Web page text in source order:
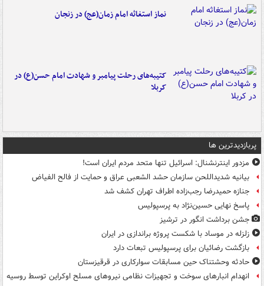
نماز استغاثه امام زمان(عج) در زنجان
کتیبه‌های رحلت پیامبر و شهادت امام حسن(ع) در
کربلا
پربازدیدترین ها
مزدور اینترنشنال: اسرائیل تنها متحد مردم ایران است!
بیانیه شدیداللحن سازمان حشد الشعبی عراق و حمایت از فالح الفیاض
جنازه حمیدرضا رجب‌زاده اطراف تهران کشف شد
پاسخ نهایی حسین‌نژاد به پرسپولیس
جشن برداشت انگور در ترشیز
زلزله در موساد با شکست پروژه براندازی در ایران
بازگشت رضائیان برای پرسپولیس تبعات دارد
حادثه وحشتناک حین مسابقات سوارکاری در قرقیزستان
انهدام انبارهای سوخت و تجهیزات نظامی نیروهای مسلح اوکراین توسط روسیه